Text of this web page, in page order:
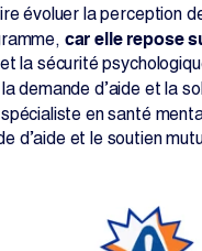
évoluer la perception
car elle repose
la sécurité
demande d’aide et la
en santé
d’aide et le soutien